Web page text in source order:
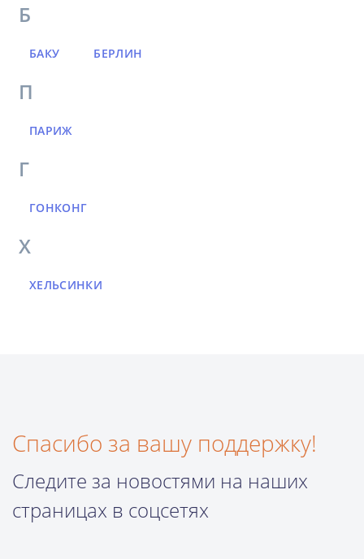
Б
БАКУ БЕРЛИН
П
ПАРИЖ
Г
ГОНКОНГ
Х
ХЕЛЬСИНКИ
Спасибо за вашу поддержку!
Следите за новостями на наших
страницах в соцсетях